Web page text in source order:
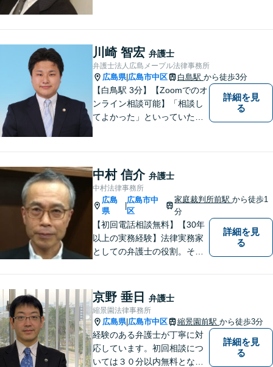
整えておりますので、困った
とき、迷ったときはお気軽に
ご相談ください。
川崎 智宏 弁護士
弁護士法人広島メープル法律事務所
広島県| 広島市中区 白島駅 から徒歩3分
【白鳥駅 3分】【Zoomでのオ
ンライン相談可能】「相談し
てよかった」といっていただ
スペースのご用意が可能で
す。ご希望の方はご予約の際
にお申し付けください。
詳細を見
る
中村 信介 弁護士
中村法律事務所
広島
県
|
広島市中
区
家庭裁判所前駅から徒歩1
分
【初回電話相談無料】【30年
以上の実務経験】法律実務家
としての弁護士の役割。それ
そのために弁護士は、法的に
トラブルをかかえた組織また
は人と一定の距離を保ちなが
ら、できるだけ納得のいく解
決を導き出さなければならな
い。
詳細を見
る
京野 垂日 弁護士
縮景園法律事務所
広島県| 広島市中区 縮景園前駅 から徒歩3分
経験のある弁護士が丁寧に対
応しています。初回相談につ
いては３０分以内無料となっ
詳細を見
る